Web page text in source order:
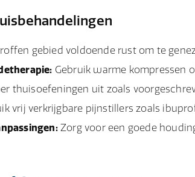
gebied voldoende rust om te
Gebruik warme kompressen
thuisoefeningen uit zoals
vrij verkrijgbare pijnstillers zoals
Zorg voor een goede